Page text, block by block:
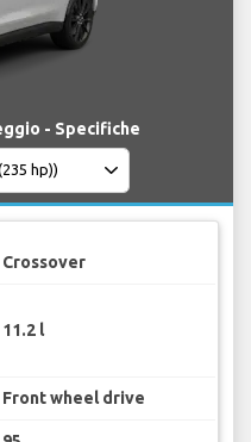
- Specifiche
Crossover
11.2 l
Front wheel drive